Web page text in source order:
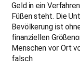
Geld in ein
Füßen steht. Die
Bevölkerung ist
finanziellen
Menschen vor Ort
falsch.